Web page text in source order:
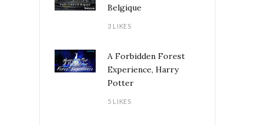
Belgique
3 LIKES
A Forbidden Forest
Experience, Harry
Potter
5 LIKES